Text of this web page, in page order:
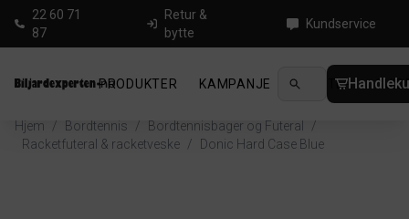
22 60 71
87
Retur &
bytte
Kundservice
PRODUKTER KAMPANJE NYHETER
Hjem / Bordtennis / Bordtennisbager og Futeral
/
Racketfuteral & racketveske / Donic Hard Case Blue